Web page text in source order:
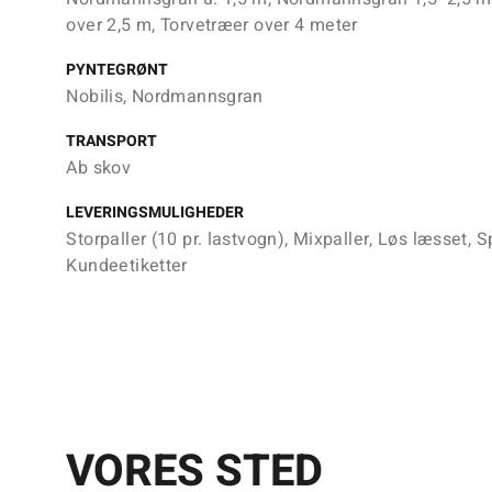
over 2,5 m, Torvetræer over 4 meter
PYNTEGRØNT
Nobilis, Nordmannsgran
TRANSPORT
Ab skov
LEVERINGSMULIGHEDER
Storpaller (10 pr. lastvogn), Mixpaller, Løs læsset,
Kundeetiketter
VORES STED